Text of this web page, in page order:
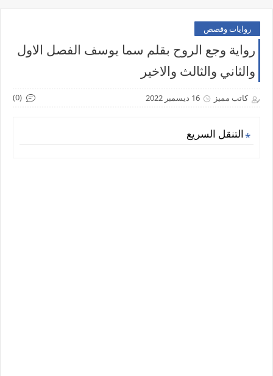
روايات وقصص
رواية وجع الروح بقلم سما يوسف الفصل الاول
والثاني والثالث والاخير
كاتب مميز 16 ديسمبر 2022 (0)
التنقل السريع